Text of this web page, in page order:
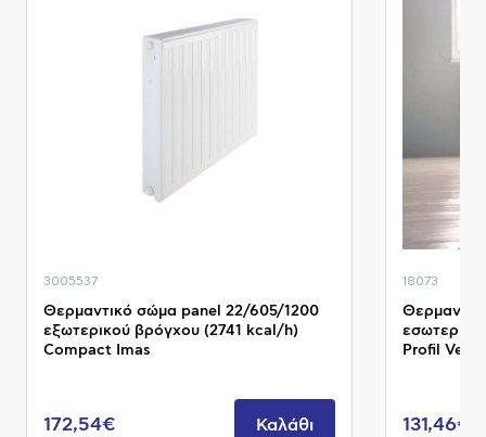
3005537
Θερμαντικό σώμα panel 22/605/1200
εξωτερικού βρόγχου (2741 kcal/h)
Compact Imas
172,54€ Καλάθι
18073
Profil
131,46€